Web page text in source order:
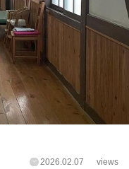
2026.02.07 views